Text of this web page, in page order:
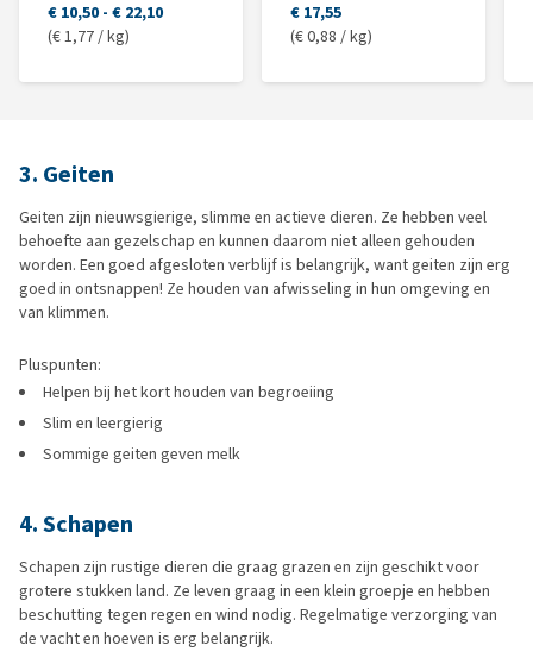
€ 10,50 - € 22,10
(€ 1,77 / kg)
€ 17,55
(€ 0,88 / kg)
3. Geiten
Geiten zijn nieuwsgierige, slimme en actieve dieren. Ze hebben veel
behoefte aan gezelschap en kunnen daarom niet alleen gehouden
worden. Een goed afgesloten verblijf is belangrijk, want geiten zijn erg
goed in ontsnappen! Ze houden van afwisseling in hun omgeving en
van klimmen.
Pluspunten:
Helpen bij het kort houden van begroeiing
Slim en leergierig
Sommige geiten geven melk
4. Schapen
Schapen zijn rustige dieren die graag grazen en zijn geschikt voor
grotere stukken land. Ze leven graag in een klein groepje en hebben
beschutting tegen regen en wind nodig. Regelmatige verzorging van
de vacht en hoeven is erg belangrijk.